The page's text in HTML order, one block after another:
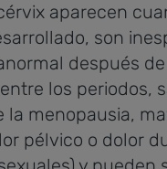
aparecen
son
después
los periodos,
la menopausia,
pélvico o dolor